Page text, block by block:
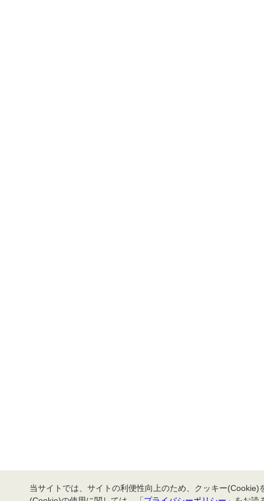
当サイトでは、サイトの利便性向上のため、クッキー